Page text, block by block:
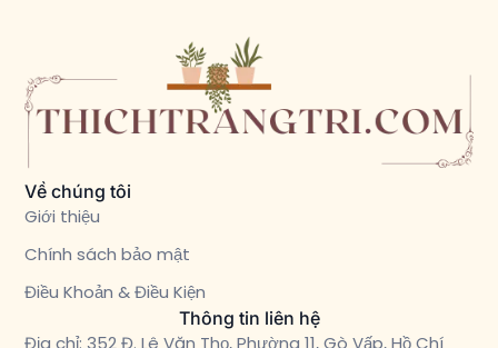
Về chúng tôi
Giới thiệu
Chính sách bảo mật
Điều Khoản & Điều Kiện
Thông tin liên hệ
Địa chỉ: 352 Đ. Lê Văn Thọ, Phường 11, Gò Vấp, Hồ Chí